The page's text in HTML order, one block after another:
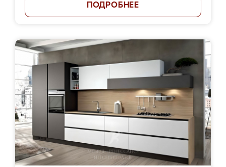
ПОДРОБНЕЕ